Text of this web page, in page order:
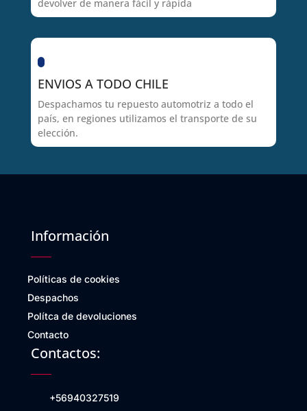
devolver de manera fácil y rápida
ENVIOS A TODO CHILE
Despachamos tu repuesto automotriz a todo el
país, en regiones utilizamos el transporte de su
elección.
Información
Políticas de cookies
Despachos
Polítca de devoluciones
Contacto
Contactos:
+56940327519